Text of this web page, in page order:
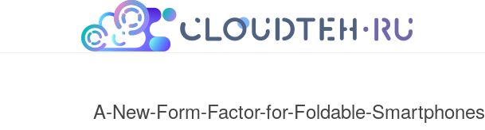
Облако технологий
cloudteh.ru
A-New-Form-Factor-for-Foldable-Smartphones